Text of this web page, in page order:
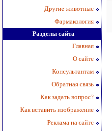
Другие животные
Фармакология
Разделы сайта
Главная
О сайте
Консультантам
Обратная связь
Как задать вопрос?
Как вставить изображение
Реклама на сайте